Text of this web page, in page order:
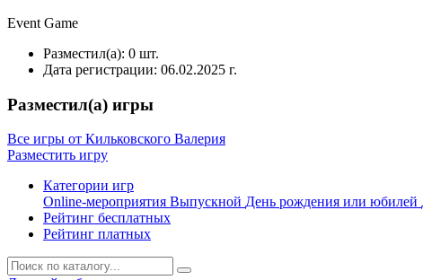
Event Game
Разместил(а): 0 шт.
Дата регистрации: 06.02.2025 г.
Разместил(а) игры
Все игры от Кильковского Валерия
Разместить игру
Категории игр
Online-мероприятия Выпускной День рождения или юбилей
Рейтинг бесплатных
Рейтинг платных